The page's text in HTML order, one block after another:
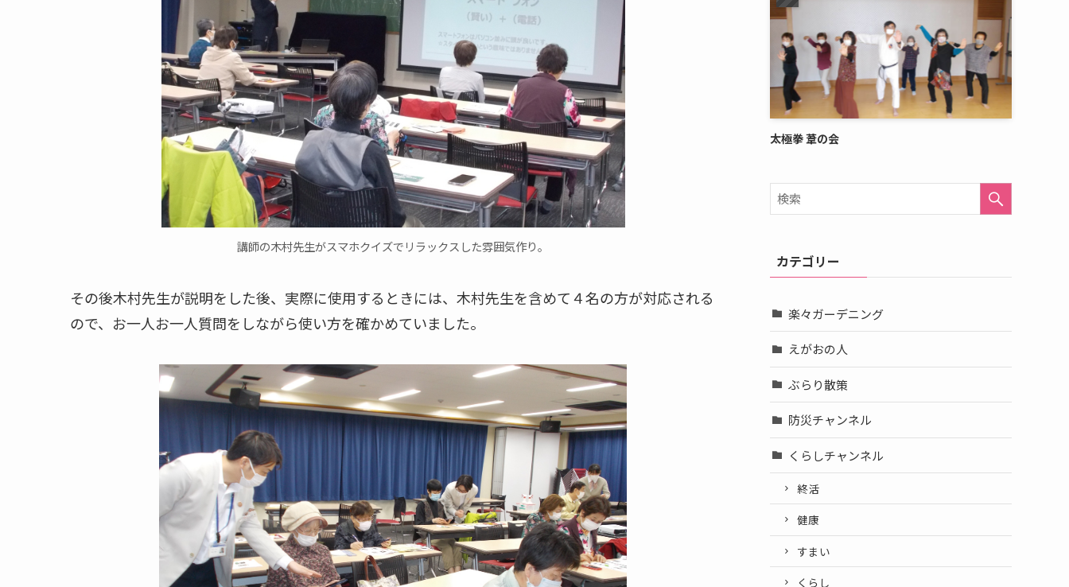
講師の木村先生がスマホクイズでリラックスした雰囲気作り。
その後木村先生が説明をした後、実際に使用するときには、木村先生を含めて４名の方が対応される
ので、お一人お一人質問をしながら使い方を確かめていました。
太極拳 葦の会
カテゴリー
楽々ガーデニング
えがおの人
ぶらり散策
防災チャンネル
くらしチャンネル
終活
健康
すまい
くらし